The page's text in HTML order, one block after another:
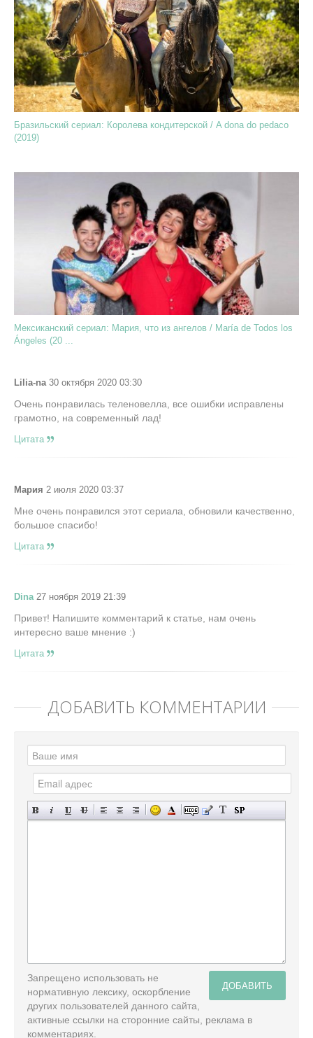
Бразильский сериал: Королева кондитерской / A dona do pedaco
(2019)
Мексиканский сериал: Мария, что из ангелов / María de Todos los
Ángeles (20 ...
Lilia-na 30 октября 2020 03:30
Очень понравилась теленовелла, все ошибки исправлены
грамотно, на современный лад!
Цитата
Мария 2 июля 2020 03:37
Мне очень понравился этот сериала, обновили качественно,
большое спасибо!
Цитата
Dina 27 ноября 2019 21:39
Привет! Напишите комментарий к статье, нам очень
интересно ваше мнение :)
Цитата
ДОБАВИТЬ КОММЕНТАРИЙ
ДОБАВИТЬ
Запрещено использовать не
нормативную лексику, оскорбление
других пользователей данного сайта,
активные ссылки на сторонние сайты, реклама в
комментариях.